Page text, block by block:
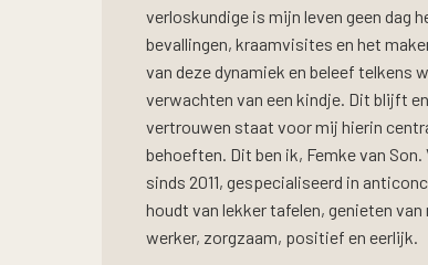
verloskundige is mijn leven geen dag
bevallingen, kraamvisites en het
van deze dynamiek en beleef telkens
verwachten van een kindje. Dit blijft
vertrouwen staat voor mij hierin
behoeften. Dit ben ik, Femke van
sinds 2011, gespecialiseerd in
houdt van lekker tafelen, genieten
werker, zorgzaam, positief en eerlijk.